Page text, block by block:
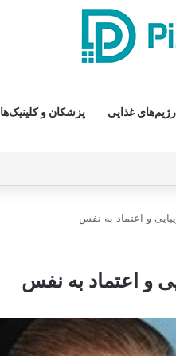
غذایی پزشکان و کلینیک‌ها
و اعتماد به نفس
و اعتماد به نفس